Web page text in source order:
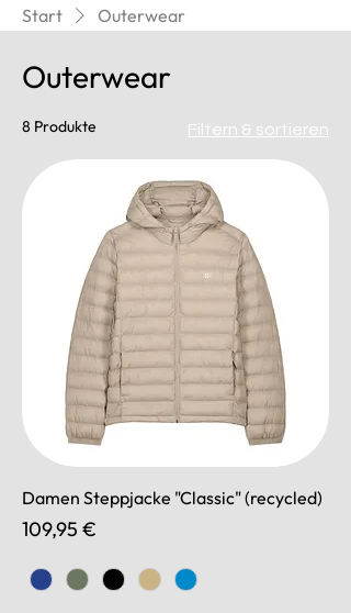
Start Outerwear
Outerwear
8 Produkte Filtern & sortieren
Damen Steppjacke "Classic" (recycled)
Preis
109,95 €